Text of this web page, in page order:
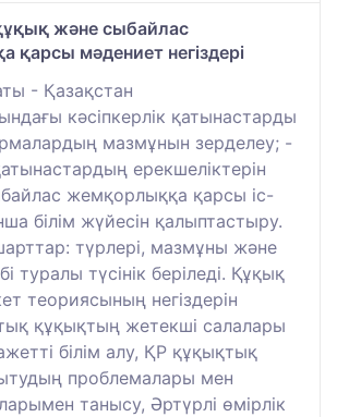
және сыбайлас
мәдениет негіздері
- Қазақстан
кәсіпкерлік қатынастарды
мазмұнын зерделеу; -
ерекшеліктерін
жемқорлыққа қарсы іс-
білім жүйесін қалыптастыру.
түрлері, мазмұны және
туралы түсінік беріледі. Құқық
теориясының негіздерін
құқықтың жетекші салалары
білім алу, ҚР құқықтық
проблемалары мен
танысу, Әртүрлі өмірлік